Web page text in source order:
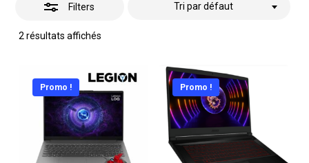
Filters
2 résultats affichés
Tri par défaut
Promo ! Promo !